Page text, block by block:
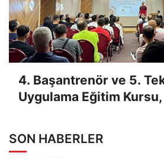
4. Başantrenör ve 5.
Uygulama Eğitim
SON HABERLER